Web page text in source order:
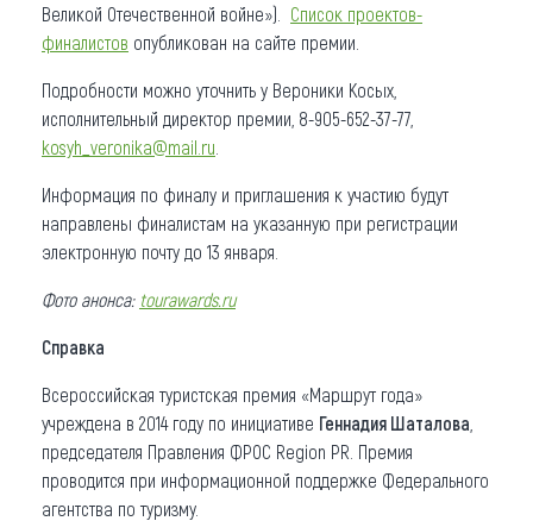
Великой Отечественной войне»). Список проектов-
финалистов опубликован на сайте премии.
Подробности можно уточнить у Вероники Косых,
исполнительный директор премии, 8-905-652-37-77,
kosyh_veronika@mail.ru
Информация по финалу и приглашения к участию будут
направлены финалистам на указанную при регистрации
электронную почту до 13 января.
Фото анонса: tourawards.ru
Справка
Всероссийская туристская премия «Маршрут года»
учреждена в 2014 году по инициативе Геннадия Шаталова
председателя Правления ФРОС Region PR. Премия
проводится при информационной поддержке Федерального
агентства по туризму.